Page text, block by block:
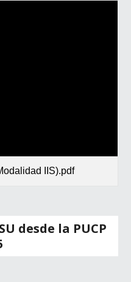
IIS).pdf
desde la PUCP